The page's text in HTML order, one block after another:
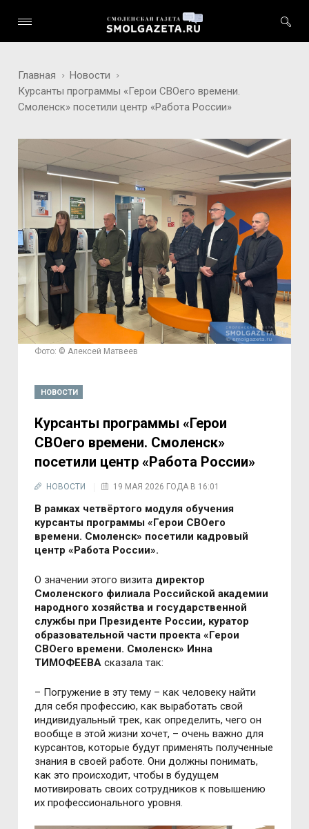
Главная
Новости
Курсанты программы «Герои СВОего времени.
Смоленск» посетили центр «Работа России»
Фото: © Алексей Матвеев
НОВОСТИ
Курсанты программы «Герои
СВОего времени. Смоленск»
посетили центр «Работа России»
НОВОСТИ 19 МАЯ 2026 ГОДА В 16:01
В рамках четвёртого модуля обучения
курсанты программы «Герои СВОего
времени. Смоленск» посетили кадровый
центр «Работа России».
О значении этого визита директор
Смоленского филиала Российской академии
народного хозяйства и государственной
службы при Президенте России, куратор
образовательной части проекта «Герои
СВОего времени. Смоленск» Инна
ТИМОФЕЕВА сказала так:
– Погружение в эту тему – как человеку найти
для себя профессию, как выработать свой
индивидуальный трек, как определить, чего он
вообще в этой жизни хочет, – очень важно для
курсантов, которые будут применять полученные
знания в своей работе. Они должны понимать,
как это происходит, чтобы в будущем
мотивировать своих сотрудников к повышению
их профессионального уровня.